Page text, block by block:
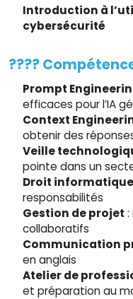
Introduction à
cybersécurité
????
Prompt
efficaces pour l’IA
Context
obtenir des
Veille
pointe dans un
Droit informatique
responsabilités
Gestion de projet
collaboratifs
Communication
en anglais
Atelier de
et préparation au